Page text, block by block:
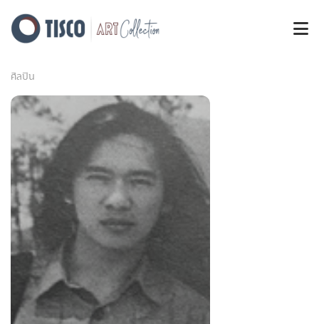
ศิลปิน